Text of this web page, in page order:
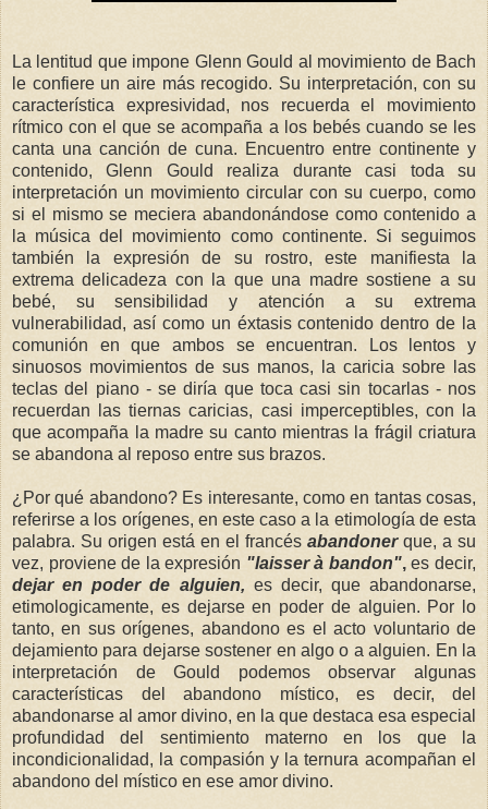
La lentitud que impone Glenn Gould al movimiento de Bach
le confiere un aire más recogido. Su interpretación, con su
característica expresividad, nos recuerda el movimiento
rítmico con el que se acompaña a los bebés cuando se les
canta una canción de cuna. Encuentro entre continente y
contenido, Glenn Gould realiza durante casi toda su
interpretación un movimiento circular con su cuerpo, como
si el mismo se meciera abandonándose como contenido a
la música del movimiento como continente. Si seguimos
también la expresión de su rostro, este manifiesta la
extrema delicadeza con la que una madre sostiene a su
bebé, su sensibilidad y atención a su extrema
vulnerabilidad, así como un éxtasis contenido dentro de la
comunión en que ambos se encuentran. Los lentos y
sinuosos movimientos de sus manos, la caricia sobre las
teclas del piano - se diría que toca casi sin tocarlas - nos
recuerdan las tiernas caricias, casi imperceptibles, con la
que acompaña la madre su canto mientras la frágil criatura
se abandona al reposo entre sus brazos.
¿Por qué abandono? Es interesante, como en tantas cosas,
referirse a los orígenes, en este caso a la etimología de esta
palabra. Su origen está en el francés abandoner que, a su
vez, proviene de la expresión "laisser à bandon",es decir,
dejar en poder de alguien, es decir, que abandonarse,
etimologicamente, es dejarse en poder de alguien. Por lo
tanto, en sus orígenes, abandono es el acto voluntario de
dejamiento para dejarse sostener en algo o a alguien. En la
interpretación de Gould podemos observar algunas
características del abandono místico, es decir, del
abandonarse al amor divino, en la que destaca esa especial
profundidad del sentimiento materno en los que la
incondicionalidad, la compasión y la ternura acompañan el
abandono del místico en ese amor divino.